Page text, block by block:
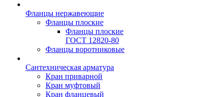
Фланцы нержавеющие
Фланцы плоские
Фланцы плоские
ГОСТ 12820-80
Фланцы воротниковые
Сантехническая арматура
Кран приварной
Кран муфтовый
Кран фланцевый